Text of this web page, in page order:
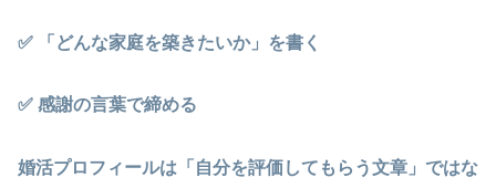
✅ 「どんな家庭を築きたいか」を書く
✅ 感謝の言葉で締める
婚活プロフィールは「自分を評価してもらう文章」ではな